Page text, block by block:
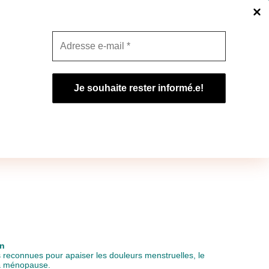
pour apaiser les douleurs menstruelles, le